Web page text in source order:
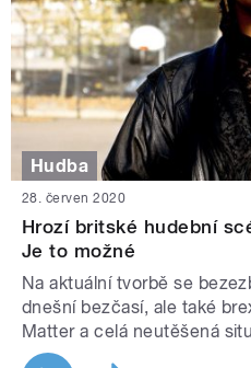
Hudba
28. červen 2020
Hrozí britské hudební
Je to možné
Na aktuální tvorbě se
dnešní bezčasí, ale také
Matter a celá neutěšená